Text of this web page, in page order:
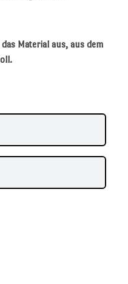
Material aus, aus dem